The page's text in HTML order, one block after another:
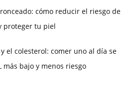
cómo reducir el riesgo de
proteger tu piel
el colesterol: comer uno al día se
más bajo y menos riesgo